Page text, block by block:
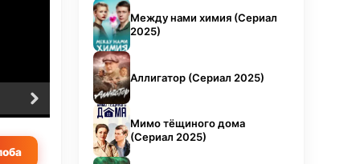
6 серия
Между нами химия (Сериал
2025)
Аллигатор (Сериал 2025)
Мимо тёщиного дома
(Сериал 2025)